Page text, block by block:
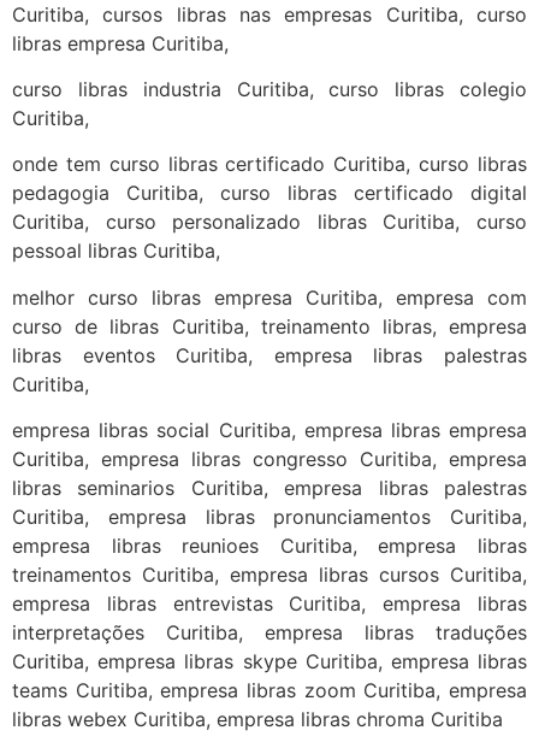
Curitiba, cursos libras nas empresas Curitiba, curso
libras empresa Curitiba,
curso libras industria Curitiba, curso libras colegio
Curitiba,
onde tem curso libras certificado Curitiba, curso libras
pedagogia Curitiba, curso libras certificado digital
Curitiba, curso personalizado libras Curitiba, curso
pessoal libras Curitiba,
melhor curso libras empresa Curitiba, empresa com
curso de libras Curitiba, treinamento libras, empresa
libras eventos Curitiba, empresa libras palestras
Curitiba,
empresa libras social Curitiba, empresa libras empresa
Curitiba, empresa libras congresso Curitiba, empresa
libras seminarios Curitiba, empresa libras palestras
Curitiba, empresa libras pronunciamentos Curitiba,
empresa libras reunioes Curitiba, empresa libras
treinamentos Curitiba, empresa libras cursos Curitiba,
empresa libras entrevistas Curitiba, empresa libras
interpretações Curitiba, empresa libras traduções
Curitiba, empresa libras skype Curitiba, empresa libras
teams Curitiba, empresa libras zoom Curitiba, empresa
libras webex Curitiba, empresa libras chroma Curitiba